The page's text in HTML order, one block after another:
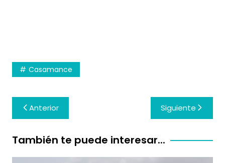
Casamance
Navegación
de
entradas
Anterior Siguiente
También te puede interesar...